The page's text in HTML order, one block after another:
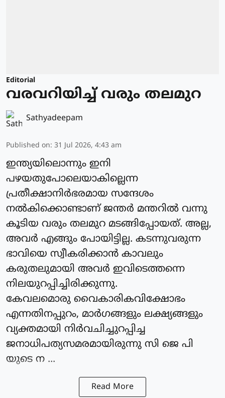
Editorial
വരവറിയിച്ച് വരും തലമുറ
Sathyadeepam
Published on: 31 Jul 2026, 4:43 am
ഇന്ത്യയിലൊന്നും ഇനി
പഴയതുപോലെയാകില്ലെന്ന
പ്രതീക്ഷാനിർഭരമായ സന്ദേശം
നൽകിക്കൊണ്ടാണ് ജന്തർ മന്തറിൽ വന്നു
കൂടിയ വരും തലമുറ മടങ്ങിപ്പോയത്. അല്ല,
അവർ എങ്ങും പോയിട്ടില്ല. കടന്നുവരുന്ന
ഭാവിയെ സ്വീകരിക്കാൻ കാവലും
കരുതലുമായി അവർ ഇവിടെത്തന്നെ
നിലയുറപ്പിച്ചിരിക്കുന്നു.
കേവലമൊരു വൈകാരികവിക്ഷോഭം
എന്നതിനപ്പുറം, മാർഗങ്ങളും ലക്ഷ്യങ്ങളും
വ്യക്തമായി നിർവചിച്ചുറപ്പിച്ച
ജനാധിപത്യസമരമായിരുന്നു സി ജെ പി
യുടെ ന ...
Read More